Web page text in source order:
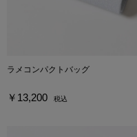
ラメコンパクトバッグ
￥13,200 税込